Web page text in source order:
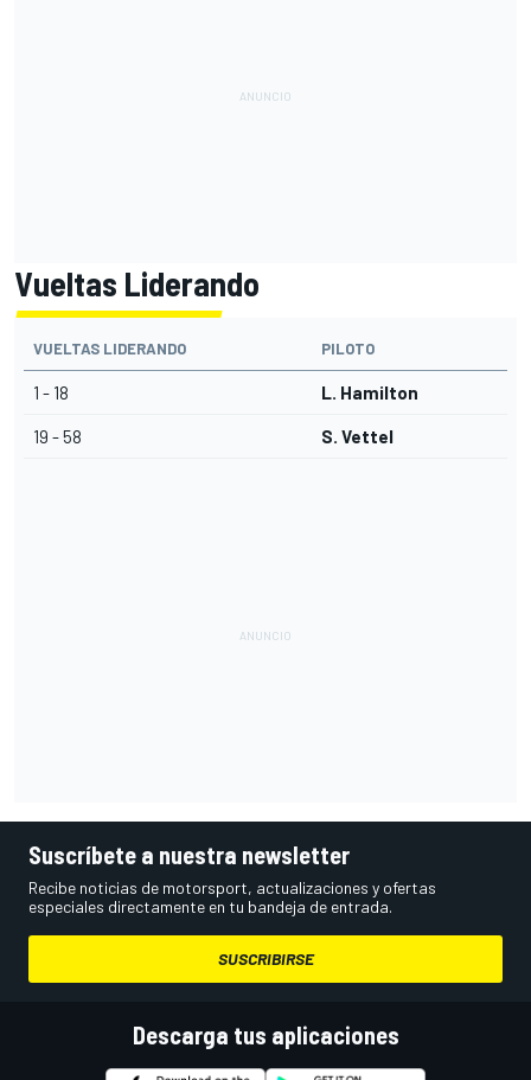
Vueltas Liderando
VUELTAS LIDERANDO PILOTO
1 - 18 L. Hamilton
19 - 58 S. Vettel
Suscríbete a nuestra newsletter
Recibe noticias de motorsport, actualizaciones y ofertas
especiales directamente en tu bandeja de entrada.
SUSCRIBIRSE
Descarga tus aplicaciones